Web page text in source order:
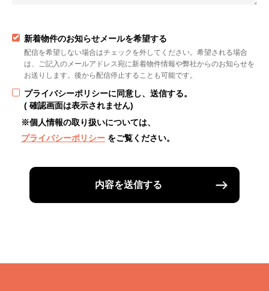
新着物件のお知らせメールを希望する
配信を希望しない場合はチェックを外してください。希望される場合
は、ご記入のメールアドレス宛に新着物件情報や弊社からのお知らせを
お送りします。後から配信停止することも可能です。
プライバシーポリシーに同意し、送信する。
( 確認画面は表示されません)
※個人情報の取り扱いについては、
プライバシーポリシー をご覧ください。
内容を送信する